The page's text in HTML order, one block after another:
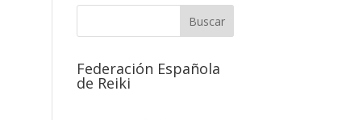
Federación Española
de Reiki